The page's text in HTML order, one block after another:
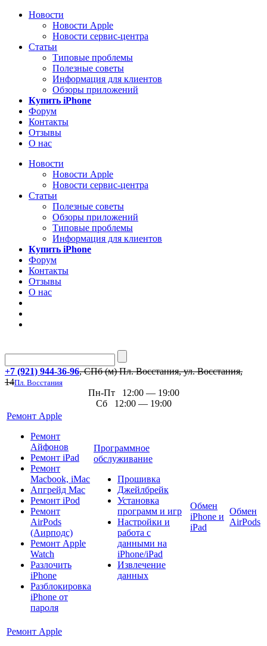
Новости
Новости Apple
Новости сервис-центра
Статьи
Типовые проблемы
Полезные советы
Информация для клиентов
Обзоры приложений
Купить iPhone
Форум
Контакты
Отзывы
О нас
Новости
Новости Apple
Новости сервис-центра
Статьи
Полезные советы
Обзоры приложений
Типовые проблемы
Информация для клиентов
Купить iPhone
Форум
Контакты
Отзывы
О нас
+7 (921) 944-36-96, СПб (м) Пл. Восстания, ул. Восстания,
14Пл. Восстания
Пн-Пт 12:00 — 19:00
Сб 12:00 — 19:00
Ремонт Apple
Ремонт
Айфонов
Ремонт iPad
Ремонт
Macbook, iMac
Апгрейд Mac
Ремонт iPod
Ремонт
AirPods
(Аирподс)
Ремонт Apple
Watch
Разлочить
iPhone
Разблокировка
iPhone от
пароля
Программное
обслуживание
Прошивка
Джейлбрейк
Установка
программ и игр
Настройки и
работа с
данными на
iPhone/iPad
Извлечение
данных
Обмен
iPhone и
iPad
Обмен
AirPods
Ремонт Apple